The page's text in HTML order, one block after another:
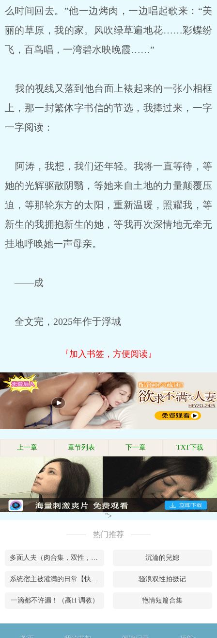
么时间回去。”他一边烤肉，一边唱起歌来：“美
丽的草原，我的家。风吹绿草遍地花……彩蝶纷
飞，百鸟唱，一湾碧水映晚霞……”
我的视线又落到他台面上裱起来的一张小相框
上，那一封繁体字书信的节选，我捧过来，一字
一字阅读：
阿涛，我想，我们还年轻。我将一直等待，等
她的光辉驱散阴翳，等她来自土地的力量颠覆压
迫，等那轮东方的太阳，重新温暖，照耀我，等
新生的我拥抱新生的她，等我再次深情地无牵无
挂地呼唤她一声母亲。
——成
全文完，2025年作于浮城
『加入书签，方便阅读』
上一章 章节列表 下一章 TXT下载
">
热门推荐
多面人夫（肉合集，双性，**，乱X等） 沉淪的兒媳
系统宿主被灌满的日常【快穿】 骚浪双性拍摄记
一滴都不许漏！（高H 调教） 艳情短篇合集